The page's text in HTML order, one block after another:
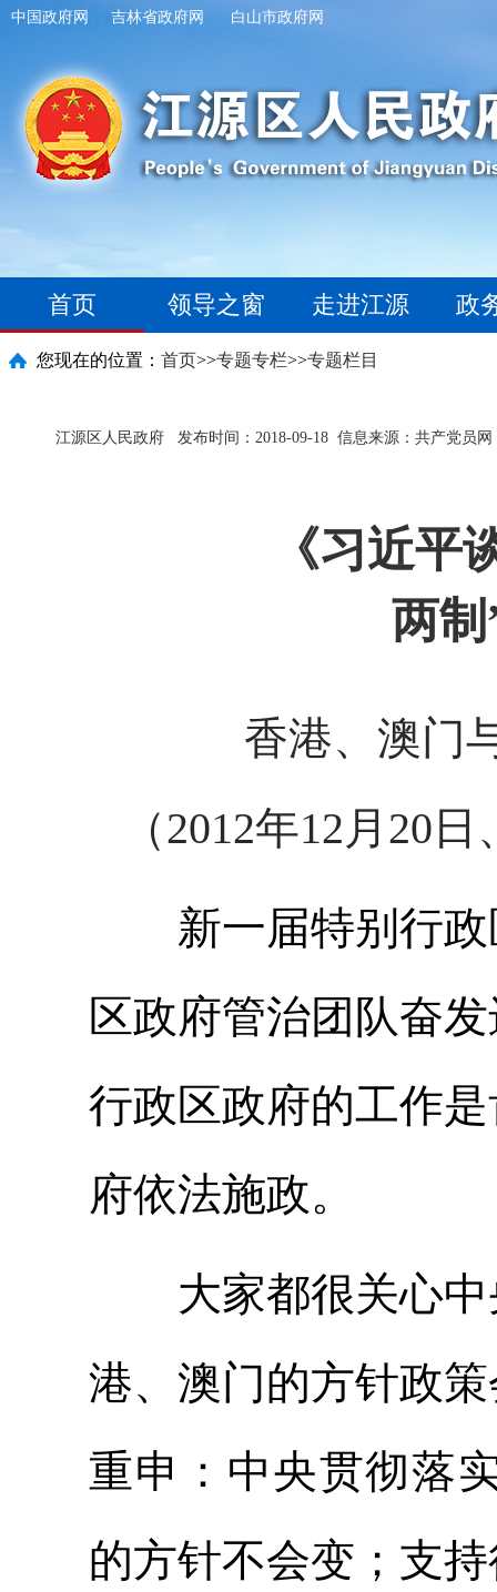
中国政府网 吉林省政府网 白山市政府网
首页 领导之窗 走进江源 政
您现在的位置： 首页>>专题专栏>>专题栏目
江源区人民政府 发布时间：2018-09-18 信息来源：共产党员
《习近
两
香港、澳门
（2012年12月20
新一届特别行政
区政府管治团队奋
行政区政府的工作
府依法施政。
大家都很关心中
港、澳门的方针政
重申：中央贯彻落
的方针不会变；支